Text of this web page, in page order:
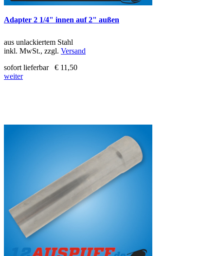
Adapter 2 1/4" innen auf 2" außen
aus unlackiertem Stahl
inkl. MwSt., zzgl. Versand
sofort lieferbar
€ 11,50
weiter